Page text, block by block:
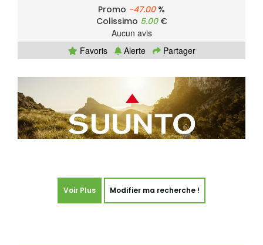
Promo -47.00%
Colissimo 5.00€
Aucun avis
Favoris
Alerte Partager
Voir Plus Modifier ma recherche !